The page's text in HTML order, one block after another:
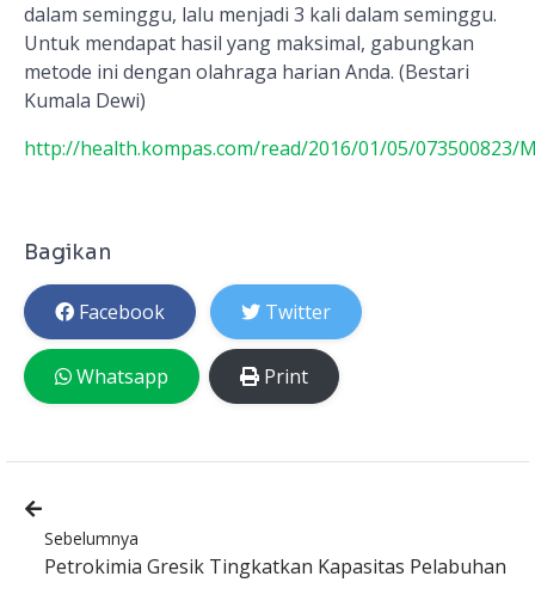
dalam seminggu, lalu menjadi 3 kali dalam seminggu.
Untuk mendapat hasil yang maksimal, gabungkan
metode ini dengan olahraga harian Anda. (Bestari
Kumala Dewi)
http://health.kompas.com/read/2016/01/05/073500823/
Bagikan
Facebook Twitter
Whatsapp Print
Sebelumnya
Petrokimia Gresik Tingkatkan Kapasitas Pelabuhan